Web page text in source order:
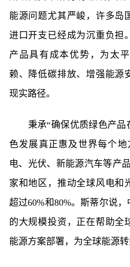
能源问题尤其严峻，许多岛
进口开支已经成为沉重负担
产品具有成本优势，为太
赖、降低碳排放、增强能源
现实路径。
秉承“确保优质绿色产品
色发展真正惠及世界每个
电、光伏、新能源汽车等产
家和地区，推动全球风电和
超过60%和80%。斯蒂尔说
的大规模投资，正在帮助全
能源方案部署，为全球能源转